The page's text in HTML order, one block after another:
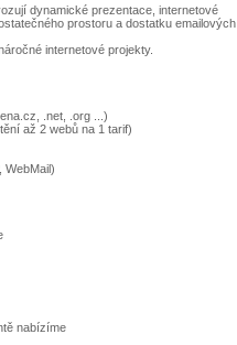
dynamické prezentace, internetové
prostoru a dostatku emailových
internetové projekty.
.net, .org ...)
až 2 webů na 1 tarif)
WebMail)
nabízíme